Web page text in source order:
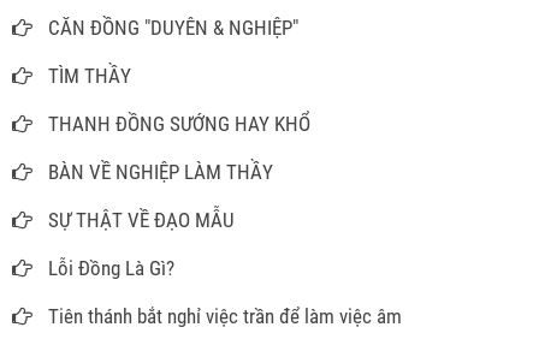
CĂN ĐỒNG "DUYÊN & NGHIỆP"
TÌM THẦY
THANH ĐỒNG SƯỚNG HAY KHỔ
BÀN VỀ NGHIỆP LÀM THẦY
SỰ THẬT VỀ ĐẠO MẪU
Lỗi Đồng Là Gì?
Tiên thánh bắt nghỉ việc trần để làm việc âm